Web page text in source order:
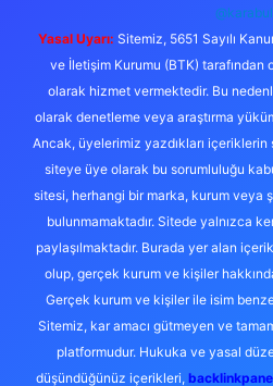
@karabul
Yasal Uyarı: Sitemiz, 5651 Sayılı
ve İletişim Kurumu (BTK) tarafından
olarak hizmet vermektedir. Bu
olarak denetleme veya araştırma
Ancak, üyelerimiz yazdıkları içeriklerin
siteye üye olarak bu sorumluluğu
sitesi, herhangi bir marka, kurum veya
bulunmamaktadır. Sitede yalnızca
paylaşılmaktadır. Burada yer alan
olup, gerçek kurum ve kişiler
Gerçek kurum ve kişiler ile isim
Sitemiz, kar amacı gütmeyen ve
platformudur. Hukuka ve yasal
düşündüğünüz içerikleri,